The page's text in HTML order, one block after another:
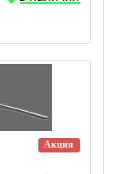
Акция